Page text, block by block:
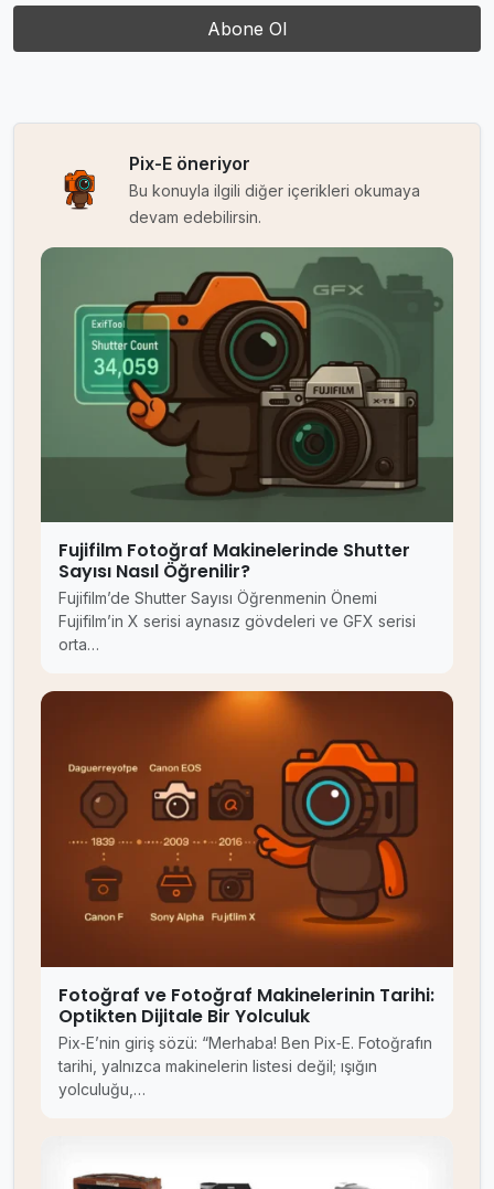
Pix-E öneriyor
Bu konuyla ilgili diğer içerikleri okumaya
devam edebilirsin.
Fujifilm Fotoğraf Makinelerinde Shutter
Sayısı Nasıl Öğrenilir?
Fujifilm’de Shutter Sayısı Öğrenmenin Önemi
Fujifilm’in X serisi aynasız gövdeleri ve GFX serisi
orta…
Fotoğraf ve Fotoğraf Makinelerinin Tarihi:
Optikten Dijitale Bir Yolculuk
Pix‑E’nin giriş sözü: “Merhaba! Ben Pix‑E. Fotoğrafın
tarihi, yalnızca makinelerin listesi değil; ışığın
yolculuğu,…